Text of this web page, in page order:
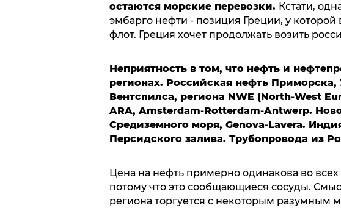
остаются морские перевозки. Кстати,
эмбарго нефти - позиция Греции, у
флот. Греция хочет продолжать возить
Неприятность в том, что нефть и
регионах. Российская нефть Приморска,
Вентспилса, региона NWE (North-West
ARA, Amsterdam-Rotterdam-Antwerp.
Средиземного моря, Genova-Lavera.
Персидского залива. Трубопровода из
Цена на нефть примерно одинакова во всех
потому что это сообщающиеся сосуды.
региона торгуется с некоторым разумным